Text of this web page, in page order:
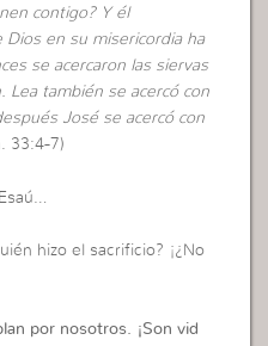
contigo? Y él
en su misericordia ha
se acercaron las siervas
Lea también se acercó con
José se acercó con
33:4-7)
hizo el sacrificio? ¡¿No
por nosotros. ¡Son vid